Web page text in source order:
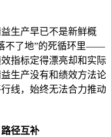
生产早已不是新鲜概
不了地”的死循环里——
指标定得漂亮却和实际
生产没有和绩效方法论
线，始终无法合力推动
径互补